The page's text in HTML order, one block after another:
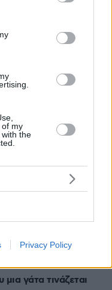
third-party tags to
in below Google
of my
the
Privacy Policy
δύο
κοθρόπιτα,
νεκροί οι
στον Καναδά,
μια γάτα τινάζεται